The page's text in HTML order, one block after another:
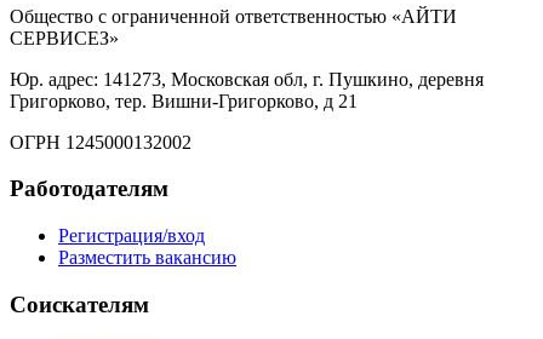
Общество с ограниченной ответственностью «АЙТИ
СЕРВИСЕЗ»
Юр. адрес: 141273, Московская обл, г. Пушкино, деревня
Григорково, тер. Вишни-Григорково, д 21
ОГРН 1245000132002
Работодателям
Регистрация/вход
Разместить вакансию
Соискателям